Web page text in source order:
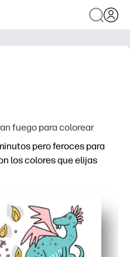
fuego para colorear
pero feroces para
los colores que elijas
sin preparación para ti,
la atención durante
la elección de colores y
páginas terminadas en